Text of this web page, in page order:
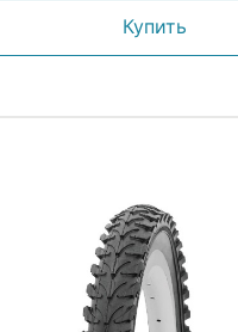
Купить